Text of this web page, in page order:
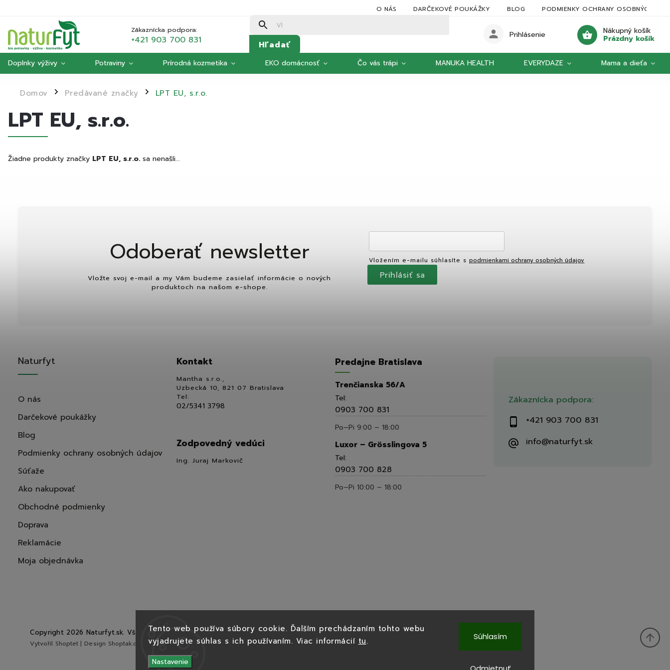
Tento web používa súbory cookie. Ďalším prechádzaním tohto webu
vyjadrujete súhlas s ich používaním. Viac informácií tu.
Nastavenie
Súhlasím
O NÁS DARČEKOVÉ POUKÁŽKY BLOG PODMIENKY OCHRANY OSOBNÝCH
Zákaznícka podpora:
+421 903 700 831 Hľadať
Nákupný košík
Prázdny košík
Prihlásenie
Doplnky výživy Potraviny Prírodná kozmetika EKO domácnosť Čo vás trápi MANUKA HEALTH EVERYDAZE Mama a dieťa
Domov / Predávané značky / LPT EU, s.r.o.
LPT EU, s.r.o.
Žiadne produkty značky LPT EU, s.r.o. sa nenašli...
Zákaznícka podpora:
+421 903 700 831
info@naturfyt.sk
Odoberať newsletter
Vložte svoj e-mail a my Vám budeme zasielať informácie o nových
produktoch na našom e-shope.
Vložením e-mailu súhlasíte spodmienkami ochrany osobných údajov
Prihlásiť sa
Naturfyt
O nás
Darčekové poukážky
Blog
Podmienky ochrany osobných údajov
Súťaže
Ako nakupovať
Obchodné podmienky
Doprava
Reklamácie
Moja objednávka
Kontakt
Mantha s.r.o.,
Uzbecká 10, 821 07 Bratislava
Tel:
02/5341 3798
Zodpovedný vedúci
Ing. Juraj Markovič
Predajne Bratislava
Trenčianska 56/A
Tel:
0903 700 831
Po–Pi 9:00 – 18:00
Luxor – Grösslingova 5
Tel:
0903 700 828
Po–Pi 10:00 – 18:00
Copyright 2026 Naturfyt.sk. Všetky práva vyhradené.
Vytvořil Shoptet | Design Shoptak.cz